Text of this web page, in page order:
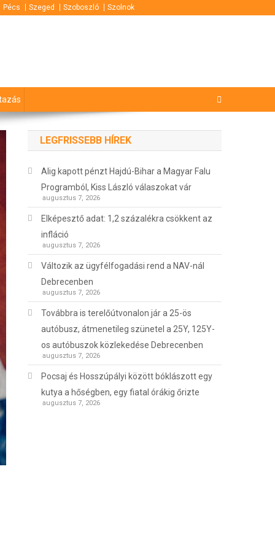
Pécs Szeged Szoboszló Szolnok
LEGFRISSEBB HÍREK
Alig kapott pénzt Hajdú-Bihar a Magyar Falu
Programból, Kiss László válaszokat vár
augusztus 7, 2026
Elképesztő adat: 1,2 százalékra csökkent az
infláció
augusztus 7, 2026
Változik az ügyfélfogadási rend a NAV-nál
Debrecenben
augusztus 7, 2026
Továbbra is terelőútvonalon jár a 25-ös
autóbusz, átmenetileg szünetel a 25Y, 125Y-
os autóbuszok közlekedése Debrecenben
augusztus 7, 2026
Pocsaj és Hosszúpályi között bóklászott egy
kutya a hőségben, egy fiatal órákig őrizte
augusztus 7, 2026